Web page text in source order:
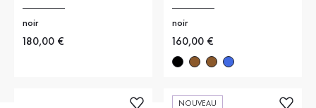
noir
Nouveau prix
180,00 €
noir
Nouveau prix
160,00 €
NOUVEAU